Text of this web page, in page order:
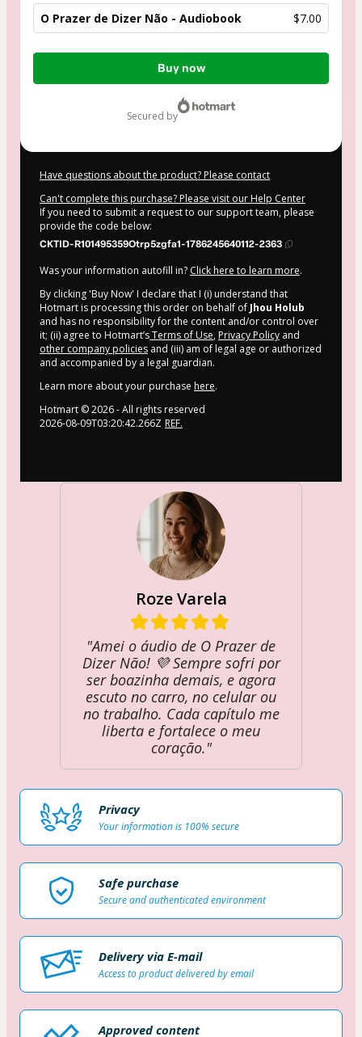
O Prazer de Dizer Não - Audiobook $7.00
Total
$7.00
Buy now
secured by
Have questions about the product? Please contact
Can't complete this purchase? Please visit our Help Center
If you need to submit a request to our support team, please
provide the code below:
CKTID-R101495359Otrp5zgfa1-1786245640112-2363
Was your information autofill in? Click here to learn more.
By clicking 'Buy Now' I declare that I (i) understand that
Hotmart is processing this order on behalf of Jhou Holub
and has no responsibility for the content and/or control over
it; (ii) agree to Hotmart’sTerms of Use, Privacy Policy and
other company policies and (iii) am of legal age or authorized
and accompanied by a legal guardian.
Learn more about your purchase here.
Hotmart ©2026- All rights reserved
2026-08-09T03:20:42.266Z REF.
Roze Varela
"Amei o áudio de O Prazer de
Dizer Não! 💜 Sempre sofri por
ser boazinha demais, e agora
escuto no carro, no celular ou
no trabalho. Cada capítulo me
liberta e fortalece o meu
coração."
Privacy
Your information is 100% secure
Safe purchase
Secure and authenticated environment
Delivery via E-mail
Access to product delivered by email
Approved content